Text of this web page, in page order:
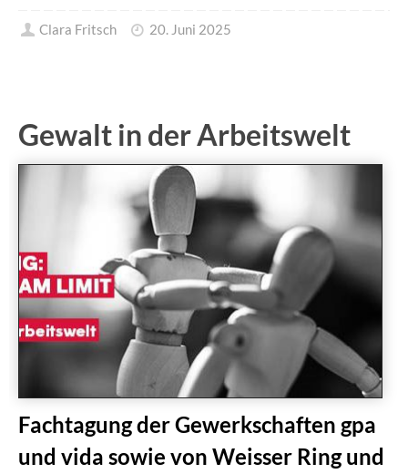
Clara Fritsch 20. Juni 2025
Gewalt in der Arbeitswelt
Fachtagung der Gewerkschaften gpa
und vida sowie von Weisser Ring und